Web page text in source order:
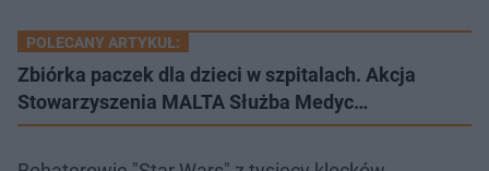
POLECANY ARTYKUŁ:
Zbiórka paczek dla dzieci w szpitalach. Akcja
Stowarzyszenia MALTA Służba Medyc…